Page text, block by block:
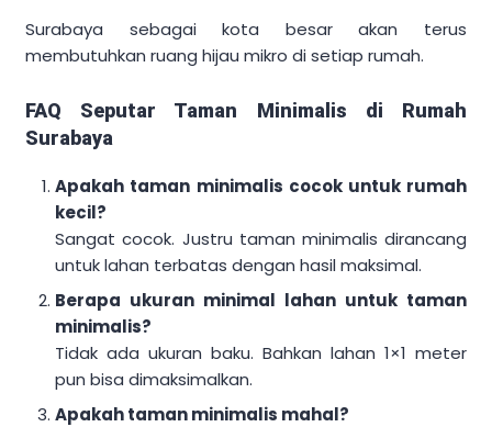
Surabaya sebagai kota besar akan terus
membutuhkan ruang hijau mikro di setiap rumah.
FAQ Seputar Taman Minimalis di Rumah
Surabaya
Apakah taman minimalis cocok untuk rumah
kecil?
Sangat cocok. Justru taman minimalis dirancang
untuk lahan terbatas dengan hasil maksimal.
Berapa ukuran minimal lahan untuk taman
minimalis?
Tidak ada ukuran baku. Bahkan lahan 1×1 meter
pun bisa dimaksimalkan.
Apakah taman minimalis mahal?